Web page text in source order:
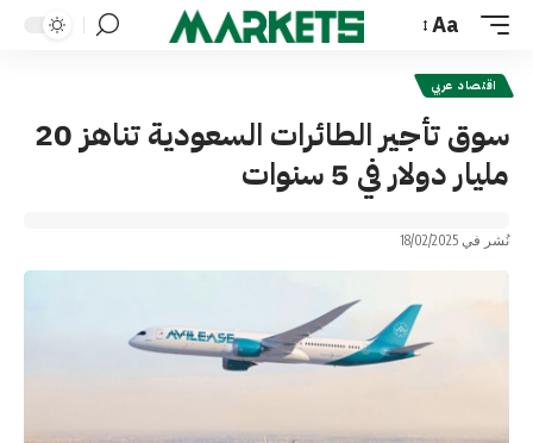
Font
Resizer
Aa
اقتصاد عربي
سوق تأجير الطائرات السعودية تناهز 20
مليار دولار في 5 سنوات
نُشر في 18/02/2025